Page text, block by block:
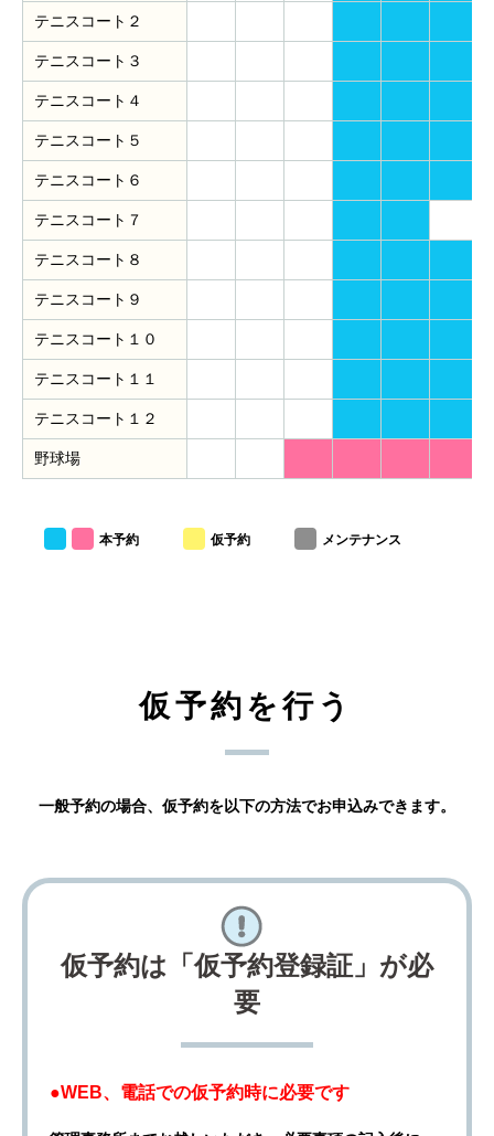
テニスコート２
テニスコート３
テニスコート４
テニスコート５
テニスコート６
テニスコート７
テニスコート８
テニスコート９
テニスコート１０
テニスコート１１
テニスコート１２
野球場
本予約 仮予約 メンテナンス
仮予約を行う
一般予約の場合、仮予約を以下の方法でお申込みできます。
仮予約は「仮予約登録証」が必
要
●WEB、電話での仮予約時に必要です